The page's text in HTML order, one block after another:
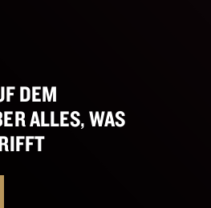
DEM
ALLES, WAS